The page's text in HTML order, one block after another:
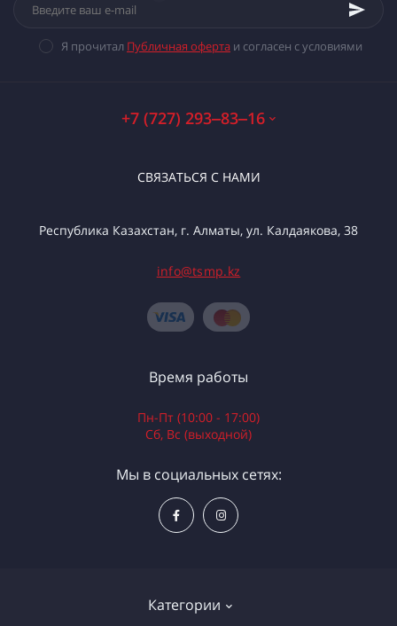
Я прочитал Публичная оферта и согласен с условиями
+7 (727) 293‒83‒16
СВЯЗАТЬСЯ С НАМИ
Республика Казахстан, г. Алматы, ул. Калдаякова, 38
info@tsmp.kz
Категории
Время работы
Пн-Пт (10:00 - 17:00)
Сб, Вс (выходной)
Мы в социальных сетях: